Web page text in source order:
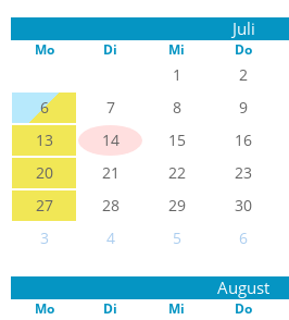
Juli
Mo Di Mi Do
1 2
6
7 8 9
13
14 15 16
20
21 22 23
27
28 29 30
3
4 5 6
August
Mo Di Mi Do